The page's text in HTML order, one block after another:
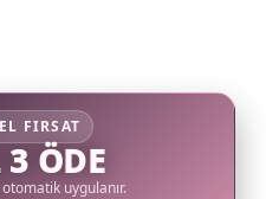
FIRSAT
ÖDE
uygulanır.